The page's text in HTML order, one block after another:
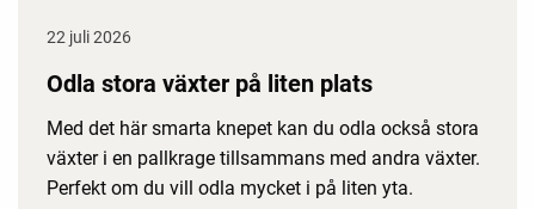
22 juli 2026
Odla stora växter på liten plats
Med det här smarta knepet kan du odla också stora
växter i en pallkrage tillsammans med andra växter.
Perfekt om du vill odla mycket i på liten yta.